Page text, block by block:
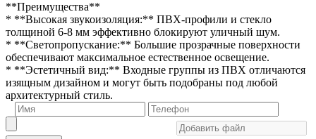
**Преимущества**
* **Высокая звукоизоляция:** ПВХ-профили и стекло
толщиной 6-8 мм эффективно блокируют уличный шум.
* **Светопропускание:** Большие прозрачные поверхности
обеспечивают максимальное естественное освещение.
* **Эстетичный вид:** Входные группы из ПВХ отличаются
изящным дизайном и могут быть подобраны под любой
архитектурный стиль.